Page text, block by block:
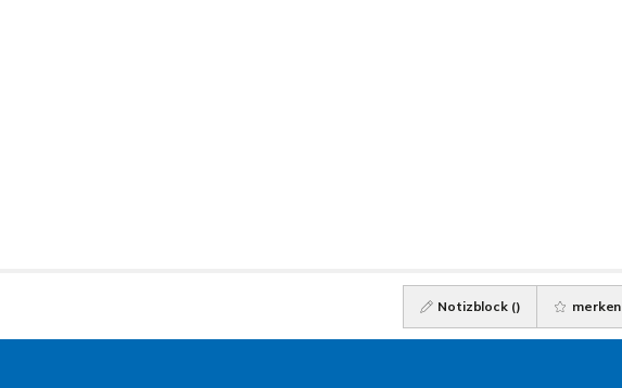
Notizblock () merken